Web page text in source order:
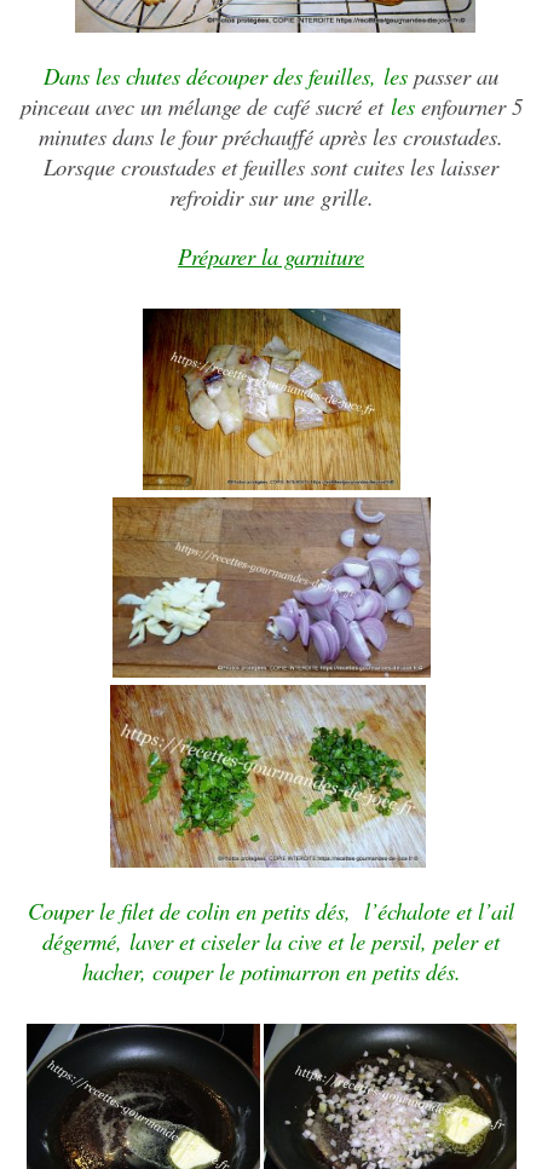
Dans les chutes découper des feuilles, les passer au
pinceau avec un mélange de café sucré et les enfourner 5
minutes dans le four préchauffé après les croustades.
Lorsque croustades et feuilles sont cuites les laisser
refroidir sur une grille.
Préparer la garniture
Couper le filet de colin en petits dés, l’échalote et l’ail
dégermé, laver et ciseler la cive et le persil, peler et
hacher, couper le potimarron en petits dés.